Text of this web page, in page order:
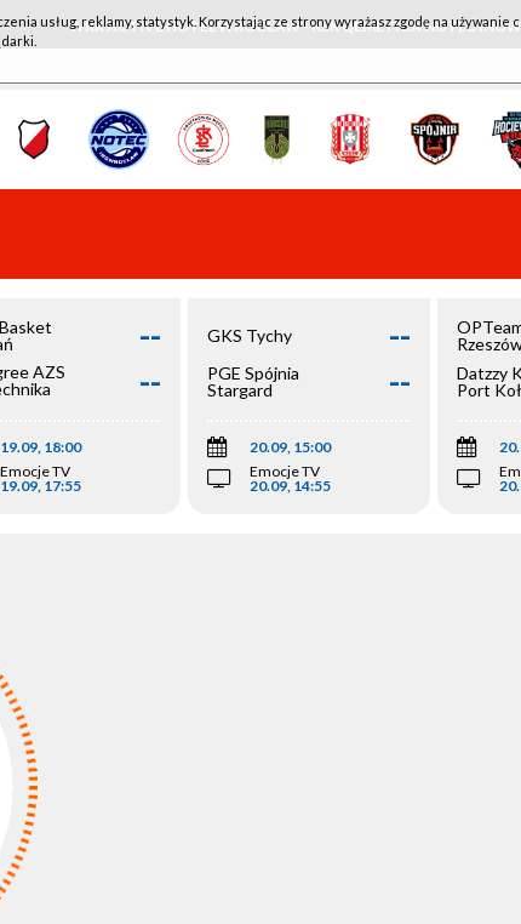
WKK ACTIVE HOTEL WROCŁAW - KSK QEMETICA NOTEĆ
--
AZS
--
19.09, 18:00
Emocje TV
19.09, 17:55
GKS Tychy --
PGE Spójnia
Stargard
--
20.09, 15:00
Emocje TV
20.09, 14:55
Datzzy
Port
usług, reklamy, statystyk. Korzystając ze strony wyrażasz zgodę na używanie